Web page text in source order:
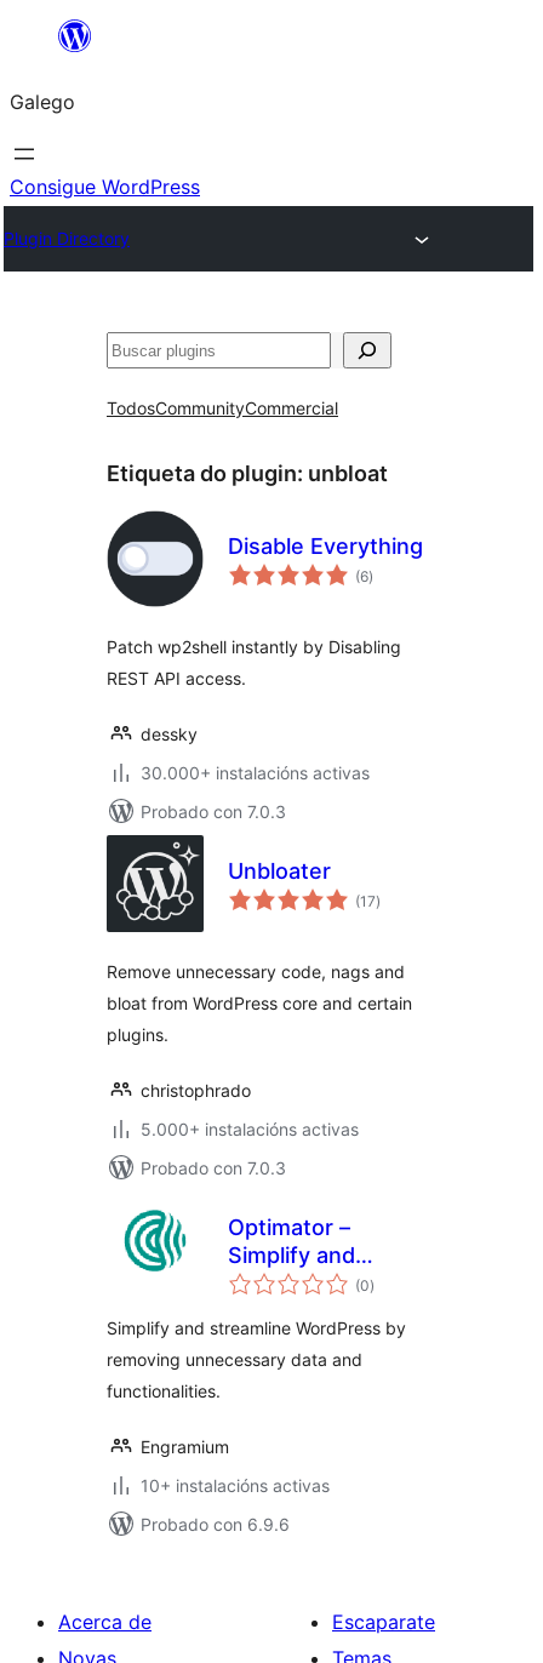
Saltar
contido
Galego
Consigue WordPress
Plugin Directory
Buscar
TodosCommunityCommercial
Etiqueta do plugin: unbloat
Disable Everything
(6valoracións
totais
)
Patch wp2shell instantly by Disabling
REST API access.
dessky
30.000+ instalacións activas
Probado con 7.0.3
Unbloater
(17valoracións
totais
)
Remove unnecessary code, nags and
bloat from WordPress core and certain
plugins.
christophrado
5.000+ instalacións activas
Probado con 7.0.3
Optimator –
Simplify and
streamline
removing
unnecessary data
(0valoracións
totais
)
Simplify and streamline WordPress by
removing unnecessary data and
functionalities.
Engramium
10+ instalacións activas
Probado con 6.9.6
Acerca de
Novas
Escaparate
Temas